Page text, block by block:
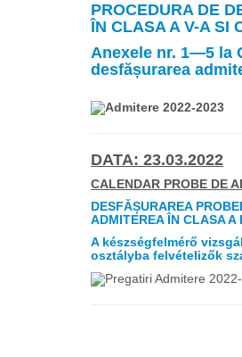
PROCEDURA DE
ÎN CLASA A V-A SI
Anexele nr. 1—5 la
desfășurarea
DATA: 23.03.2022
CALENDAR PROBE DE
DESFĂȘURAREA
ADMITEREA ÎN CLASA
A készségfelmérő
osztályba felvételizők